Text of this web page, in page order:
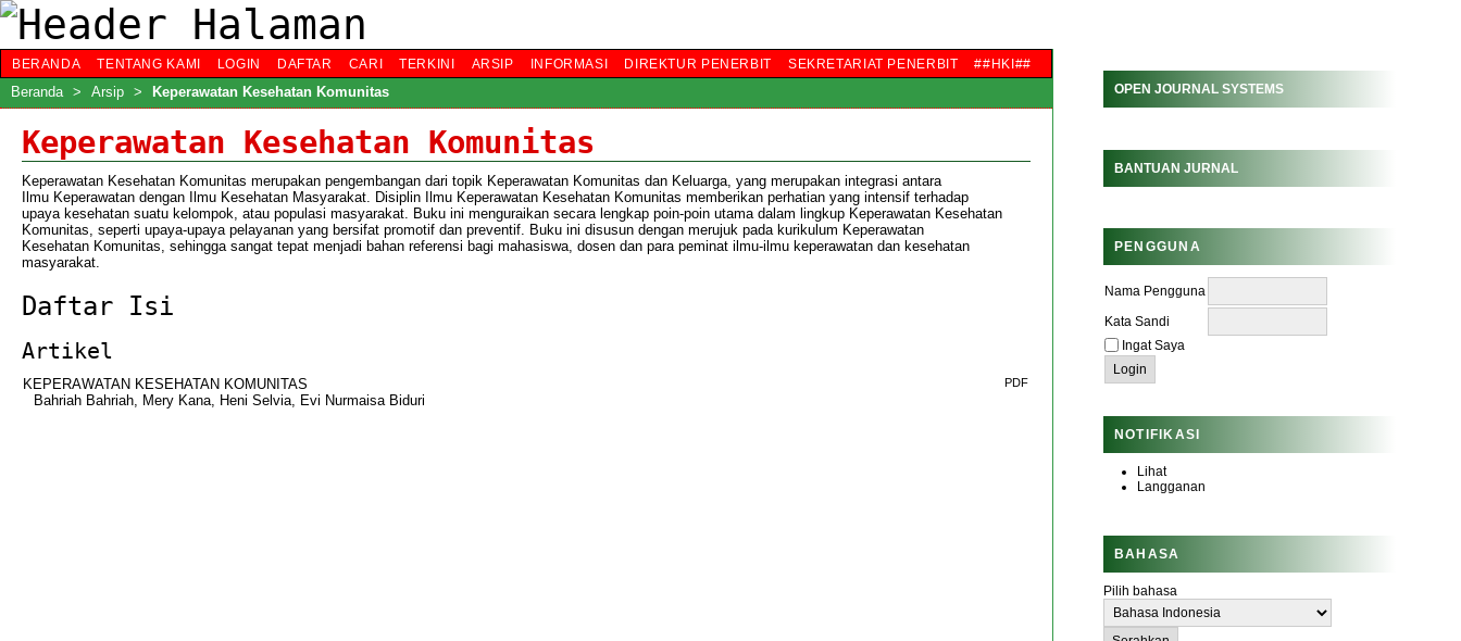
OPEN JOURNAL SYSTEMS
BANTUAN JURNAL
PENGGUNA
Nama Pengguna
Kata Sandi
Ingat Saya
NOTIFIKASI
Lihat
Langganan
BAHASA
Pilih bahasa
BERANDA TENTANG KAMI LOGIN DAFTAR CARI TERKINI ARSIP INFORMASI DIREKTUR PENERBIT SEKRETARIAT PENERBIT ##HKI##
Beranda > Arsip > Keperawatan Kesehatan Komunitas
Keperawatan Kesehatan Komunitas
Keperawatan Kesehatan Komunitas merupakan pengembangan dari topik Keperawatan Komunitas dan Keluarga, yang merupakan integrasi antara
Ilmu Keperawatan dengan Ilmu Kesehatan Masyarakat. Disiplin Ilmu Keperawatan Kesehatan Komunitas memberikan perhatian yang intensif terhadap
upaya kesehatan suatu kelompok, atau populasi masyarakat. Buku ini menguraikan secara lengkap poin-poin utama dalam lingkup Keperawatan Kesehatan
Komunitas, seperti upaya-upaya pelayanan yang bersifat promotif dan preventif. Buku ini disusun dengan merujuk pada kurikulum Keperawatan
Kesehatan Komunitas, sehingga sangat tepat menjadi bahan referensi bagi mahasiswa, dosen dan para peminat ilmu-ilmu keperawatan dan kesehatan
masyarakat.
Daftar Isi
Artikel
KEPERAWATAN KESEHATAN KOMUNITAS
Bahriah Bahriah, Mery Kana, Heni Selvia, Evi Nurmaisa Biduri
PDF